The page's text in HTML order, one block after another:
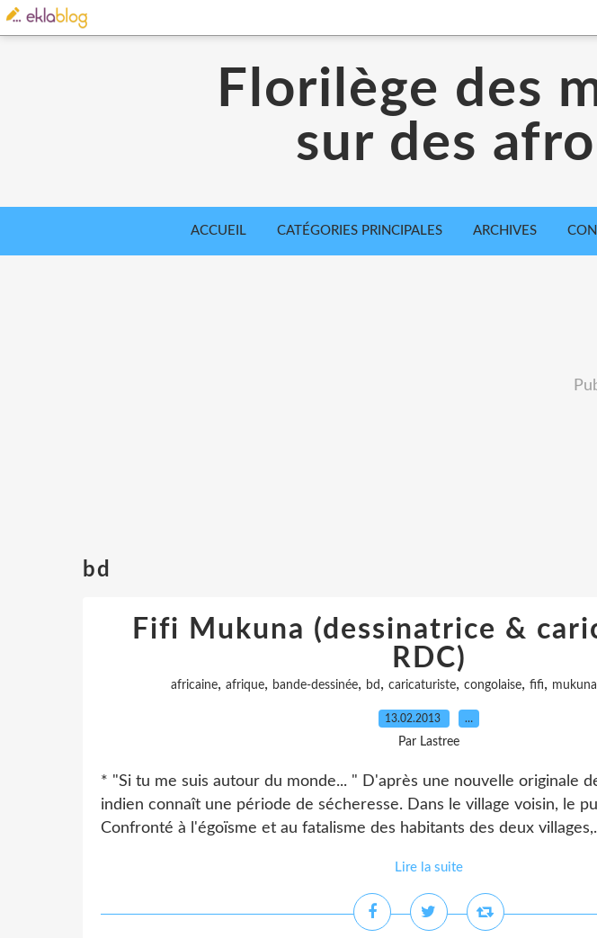
Florilège des
sur des
ACCUEIL CATÉGORIES PRINCIPALES ARCHIVES
bd
Fifi Mukuna (dessinatrice &
RDC)
africaine, afrique, bande-dessinée, bd , caricaturiste, congolaise, fifi, mukuna
13.02.2013 …
Par Lastree
* "Si tu me suis autour du monde... " D'après une nouvelle originale
indien connaît une période de sécheresse. Dans le village voisin, le
Confronté à l'égoïsme et au fatalisme des habitants des deux
Lire la suite